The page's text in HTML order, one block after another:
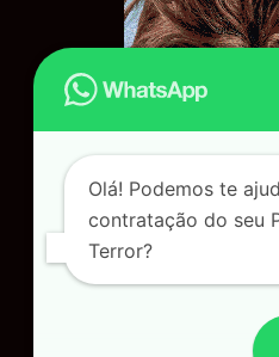
Olá! Podemos te
contratação do seu
Terror?